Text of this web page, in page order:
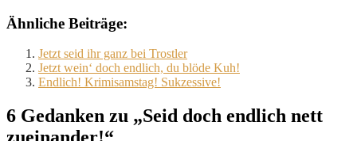
Ähnliche Beiträge:
Jetzt seid ihr ganz bei Trostler
Jetzt wein‘ doch endlich, du blöde Kuh!
Endlich! Krimisamstag! Sukzessive!
6 Gedanken zu „Seid doch endlich nett